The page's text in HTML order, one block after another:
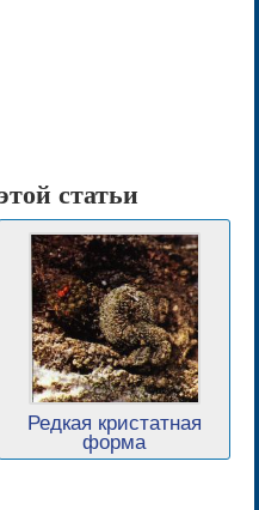
статьи
Редкая кристатная
форма